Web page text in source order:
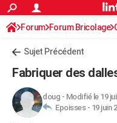
ACTUALITÉS
Politique
Société
Faits Divers
Education
Monde
Villes
+
FINANCE
Retraite
Impôts
Epargne
Immobilier
Risques naturels par ville
Banque
Assurance
Crédit
AUTO
Forum Forum Bricolage
Sujet Précédent
Fabriquer des
doug - Modifié le 19
Epoisses - 19 juin